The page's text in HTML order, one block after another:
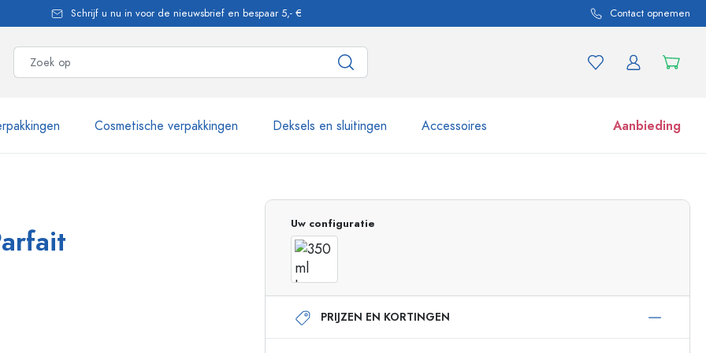
Schrijf u nu in voor de nieuwsbrief en bespaar 5,- € Contact opnemen
Cosmetische verpakkingen Deksels en sluitingen Accessoires Aanbieding
Estal flessen
Glazen flessen 750 ml
Glazen flessen 1000 ml
Potten e potjes
Uw configuratie
PRIJZEN EN KORTINGEN